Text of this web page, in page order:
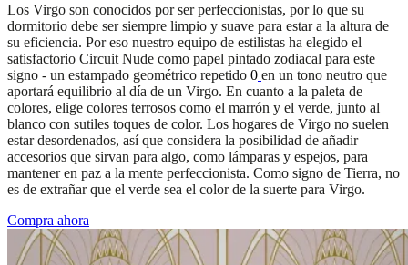
Los Virgo son conocidos por ser perfeccionistas, por lo que su
dormitorio debe ser siempre limpio y suave para estar a la altura de
su eficiencia. Por eso nuestro equipo de estilistas ha elegido el
satisfactorio Circuit Nude como papel pintado zodiacal para este
signo - un estampado geométrico repetido 0 en un tono neutro que
aportará equilibrio al día de un Virgo. En cuanto a la paleta de
colores, elige colores terrosos como el marrón y el verde, junto al
blanco con sutiles toques de color. Los hogares de Virgo no suelen
estar desordenados, así que considera la posibilidad de añadir
accesorios que sirvan para algo, como lámparas y espejos, para
mantener en paz a la mente perfeccionista. Como signo de Tierra, no
es de extrañar que el verde sea el color de la suerte para Virgo.
Compra ahora